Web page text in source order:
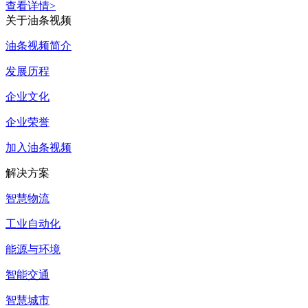
查看详情>
关于油条视频
油条视频简介
发展历程
企业文化
企业荣誉
加入油条视频
解决方案
智慧物流
工业自动化
能源与环境
智能交通
智慧城市